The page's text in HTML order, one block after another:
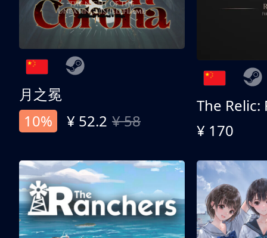
月之冕
10%
¥ 52.2 ¥ 58
The
¥ 170